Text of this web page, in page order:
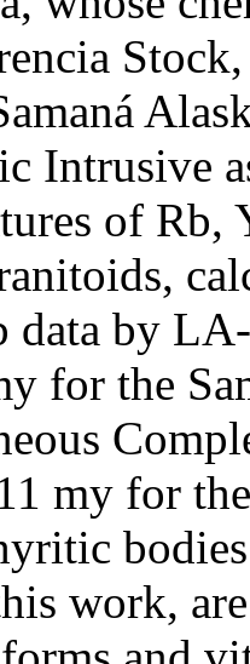
Intrusive
of
data by
for the
my for
work,